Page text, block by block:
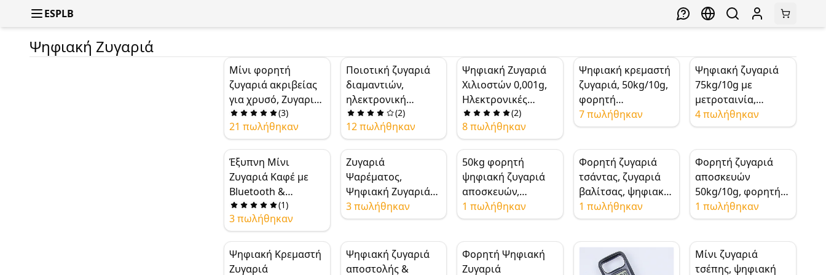
ESPLB
Ψηφιακή Ζυγαριά
Μίνι φορητή
ζυγαριά ακριβείας
για χρυσό, Ζυγαριά
κοσμημάτων,
Οθόνη LCD,
Εργαλείο μέτρησης
διαμαντιών και
νομισμάτων 300g x
0.01g
(3)
21 πωλήθηκαν
Ποιοτική ζυγαριά
διαμαντιών,
ηλεκτρονική
ζυγαριά
κοσμημάτων, μίνι
ψηφιακή ζυγαριά
ακριβείας 500g x
0.1g, 200g x 0.01g
(2)
12 πωλήθηκαν
Ψηφιακή Ζυγαριά
Χιλιοστών 0,001g,
Ηλεκτρονικές
Ψηφιακές Ζυγαριές
με Οθόνη LCD,
Επαγγελματική
Ζυγαριά Χιλιοστών,
Ζυγαριά Τσέπης,
Ζυγαριά
Εργαστηρίου,
Ζυγαριά Χρυσού,
(2)
8 πωλήθηκαν
Ψηφιακή κρεμαστή
ζυγαριά, 50kg/10g,
φορητή
ηλεκτρονική
ζυγαριά με γάντζο,
οικιακή χρήση,
εξωτερικούς
χώρους, ζύγιση
αποσκευών
7 πωλήθηκαν
Ψηφιακή ζυγαριά
75kg/10g με
μετροταινία,
οπίσθιο φωτισμό,
άγκιστρο και
4 πωλήθηκαν
Έξυπνη Μίνι
Ζυγαριά Καφέ με
Bluetooth &
Παρακολούθηση
Ροής – 0.1g Υψηλής
Ακρίβειας Ζυγαριά
Espresso & Pour-
Over
(1)
3 πωλήθηκαν
Ζυγαριά
Ψαρέματος,
Ψηφιακή Ζυγαριά
Ψαρέματος,
Ζυγαριές
WeiHeng WH-A01L
40kg Φορητή
3 πωλήθηκαν
50kg φορητή
ψηφιακή ζυγαριά
αποσκευών,
φορητή
ηλεκτρονική
αποσκευών,
ηλεκτρονική
1 πωλήθηκαν
Φορητή ζυγαριά
τσάντας, ζυγαριά
βαλίτσας, ψηφιακή
ζυγαριά
αποσκευών
θερμόμετρο
1 πωλήθηκαν
Φορητή ζυγαριά
αποσκευών
50kg/10g, φορητή
ψηφιακή ζυγαριά
αποσκευών,
ζυγαριά βαλίτσας,
πράσινη οθόνη LCD
1 πωλήθηκαν
Ψηφιακή Κρεμαστή
Ζυγαριά
Ψηφιακή ζυγαριά
αποστολής &
Φορητή Ψηφιακή
Ζυγαριά
Μίνι ζυγαριά
τσέπης, ψηφιακή